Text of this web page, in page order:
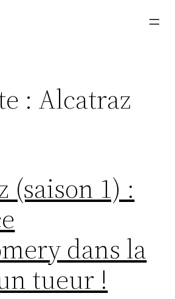
: Alcatraz
(saison 1) :
dans la
tueur !